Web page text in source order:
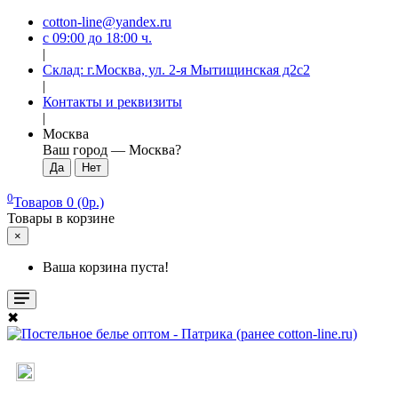
cotton-line@yandex.ru
с 09:00 до 18:00 ч.
|
Склад: г.Москва, ул. 2-я Мытищинская д2с2
|
Контакты и реквизиты
|
Москва
Ваш город — Москва?
0Товаров 0 (0р.)
Товары в корзине
×
Ваша корзина пуста!
✖